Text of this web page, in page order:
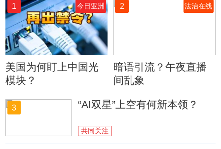
1 今日亚洲
美国为何盯上中国光
模块？
2 法治在线
暗语引流？午夜直播
间乱象
3 “AI双星”上空有何新本领？
共同关注